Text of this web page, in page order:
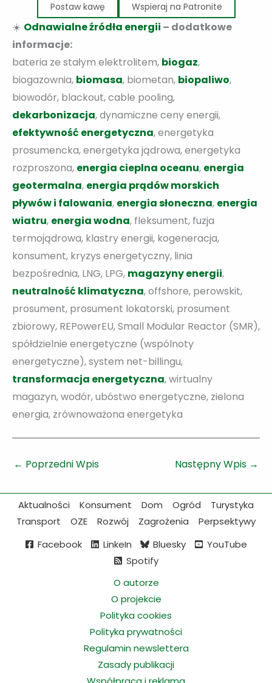
Postaw kawę Wspieraj na Patronite
☀️ Odnawialne źródła energii – dodatkowe
informacje:
bateria ze stałym elektrolitem, biogaz,
biogazownia, biomasa, biometan, biopaliwo,
biowodór, blackout, cable pooling,
dekarbonizacja, dynamiczne ceny energii,
efektywność energetyczna, energetyka
prosumencka, energetyka jądrowa, energetyka
rozproszona, energia cieplna oceanu, energia
geotermalna, energia prądów morskich
pływów i falowania, energia słoneczna, energia
wiatru, energia wodna, fleksument, fuzja
termojądrowa, klastry energii, kogeneracja,
konsument, kryzys energetyczny, linia
bezpośrednia, LNG, LPG, magazyny energii,
neutralność klimatyczna, offshore, perowskit,
prosument, prosument lokatorski, prosument
zbiorowy, REPowerEU, Small Modular Reactor (SMR),
spółdzielnie energetyczne (wspólnoty
energetyczne), system net-billingu,
transformacja energetyczna, wirtualny
magazyn, wodór, ubóstwo energetyczne, zielona
energia, zrównoważona energetyka
← Poprzedni Wpis Następny Wpis →
Aktualności Konsument Dom Ogród
Turystyka
Transport
OZE Rozwój Zagrożenia
Perpsektywy
Facebook
LinkeIn Bluesky
YouTube
Spotify
O autorze
O projekcie
Polityka cookies
Polityka prywatności
Regulamin newslettera
Zasady publikacji